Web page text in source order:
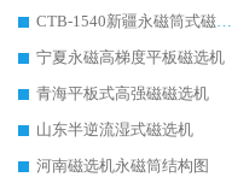
CTB-1540新疆永磁筒式磁选机
宁夏永磁高梯度平板磁选机
青海平板式高强磁磁选机
山东半逆流湿式磁选机
河南磁选机永磁筒结构图